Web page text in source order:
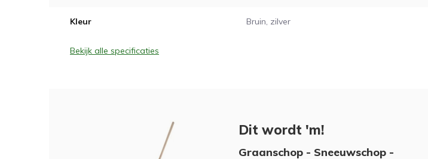
Kleur Bruin, zilver
Bekijk alle specificaties
Dit wordt 'm!
Graanschop - Sneeuwschop -